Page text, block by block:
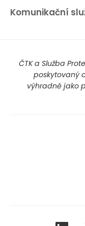
Komunikační
ČTK a Služba
poskytovaný
výhradně jako